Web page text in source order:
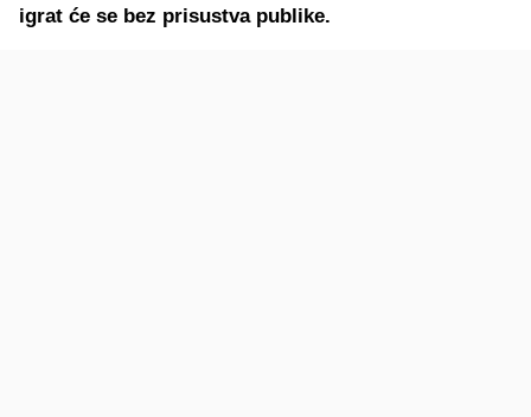
igrat će se bez prisustva publike.